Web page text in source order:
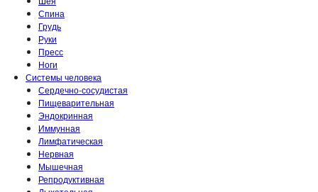
Спина
Грудь
Руки
Пресс
Ноги
Системы человека
Сердечно-сосудистая
Пищеварительная
Эндокринная
Иммунная
Лимфатическая
Нервная
Мышечная
Репродуктивная